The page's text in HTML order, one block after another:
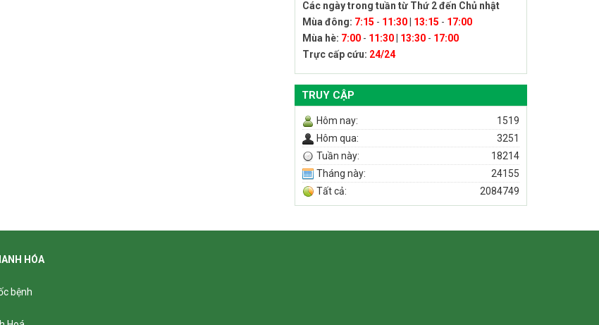
Các ngày trong tuần từ Thứ 2 đến Chủ nhật
Mùa đông: 7:15 - 11:30 13:15 - 17:00
Mùa hè: 7:00 - 11:30 13:30 - 17:00
Trực cấp cứu: 24/24
TRUY CẬP
Hôm nay:
1519
Hôm qua:
3251
Tuần này:
18214
Tháng này:
24155
Tất cả:
2084749
HÓA
bệnh